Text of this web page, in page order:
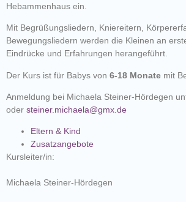
Hebammenhaus ein.
Mit Begrüßungsliedern, Kniereitern,
Bewegungsliedern werden die Kleinen an
Eindrücke und Erfahrungen herangeführt.
Der Kurs ist für Babys von 6-18 Monate mit
Anmeldung bei Michaela Steiner-Hördegen
oder steiner.michaela@gmx.de
Eltern & Kind
Zusatzangebote
Kursleiter/in:
Michaela Steiner-Hördegen